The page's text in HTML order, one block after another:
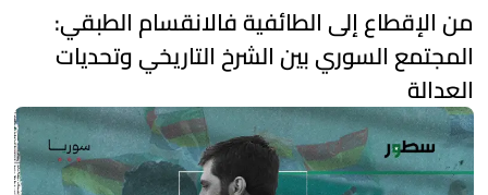
من الإقطاع إلى الطائفية فالانقسام الطبقي:
المجتمع السوري بين الشرخ التاريخي وتحديات
العدالة